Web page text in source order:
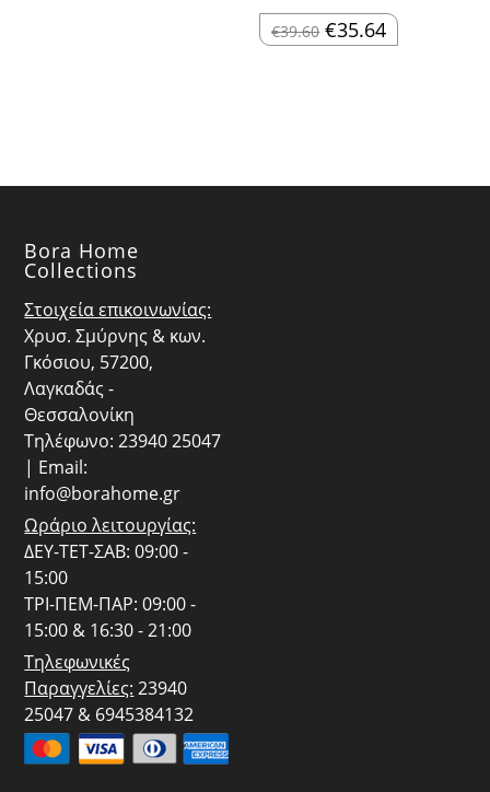
€39.60 Original
price
€35.64 Η
τρέχουσα
Bora Home
Collections
Στοιχεία επικοινωνίας:
Χρυσ. Σμύρνης & κων.
Γκόσιου, 57200,
Λαγκαδάς -
Θεσσαλονίκη
Τηλέφωνο: 23940 25047
| Email:
info@borahome.gr
Ωράριο λειτουργίας:
ΔΕΥ-ΤΕΤ-ΣΑΒ: 09:00 -
15:00
ΤΡΙ-ΠΕΜ-ΠΑΡ: 09:00 -
15:00 & 16:30 - 21:00
Τηλεφωνικές
Παραγγελίες: 23940
25047 & 6945384132